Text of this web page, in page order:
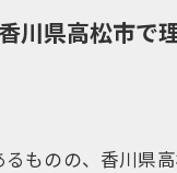
川県高松市で
ものの、香川県